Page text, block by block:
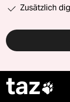
Zusätzlich
taz